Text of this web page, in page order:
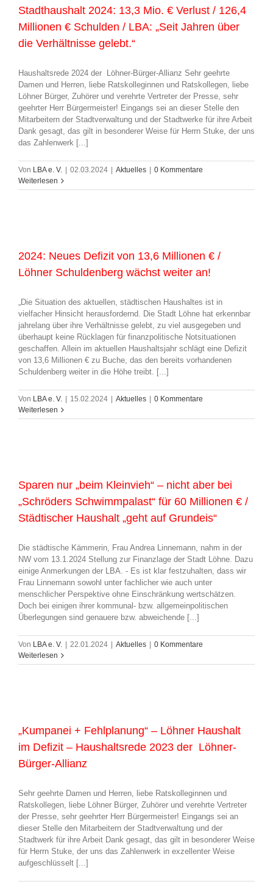
Stadthaushalt 2024: 13,3 Mio. € Verlust / 126,4
Millionen € Schulden / LBA: „Seit Jahren über
die Verhältnisse gelebt.“
Haushaltsrede 2024 der Löhner-Bürger-Allianz Sehr geehrte
Damen und Herren, liebe Ratskolleginnen und Ratskollegen, liebe
Löhner Bürger, Zuhörer und verehrte Vertreter der Presse, sehr
geehrter Herr Bürgermeister! Eingangs sei an dieser Stelle den
Mitarbeitern der Stadtverwaltung und der Stadtwerke für ihre Arbeit
Dank gesagt, das gilt in besonderer Weise für Herrn Stuke, der uns
das Zahlenwerk [...]
Von LBA e. V. 02.03.2024 Aktuelles
0 Kommentare
Weiterlesen
2024: Neues Defizit von 13,6 Millionen € /
Löhner Schuldenberg wächst weiter an!
„Die Situation des aktuellen, städtischen Haushaltes ist in
vielfacher Hinsicht herausfordernd. Die Stadt Löhne hat erkennbar
jahrelang über ihre Verhältnisse gelebt, zu viel ausgegeben und
überhaupt keine Rücklagen für finanzpolitische Notsituationen
geschaffen. Allein im aktuellen Haushaltsjahr schlägt eine Defizit
von 13,6 Millionen € zu Buche, das den bereits vorhandenen
Schuldenberg weiter in die Höhe treibt. [...]
Von LBA e. V. 15.02.2024 Aktuelles
0 Kommentare
Weiterlesen
Sparen nur „beim Kleinvieh“ – nicht aber bei
„Schröders Schwimmpalast“ für 60 Millionen € /
Städtischer Haushalt „geht auf Grundeis“
Die städtische Kämmerin, Frau Andrea Linnemann, nahm in der
NW vom 13.1.2024 Stellung zur Finanzlage der Stadt Löhne. Dazu
einige Anmerkungen der LBA. - Es ist klar festzuhalten, dass wir
Frau Linnemann sowohl unter fachlicher wie auch unter
menschlicher Perspektive ohne Einschränkung wertschätzen.
Doch bei einigen ihrer kommunal- bzw. allgemeinpolitischen
Überlegungen sind genauere bzw. abweichende [...]
Von LBA e. V. 22.01.2024 Aktuelles
0 Kommentare
Weiterlesen
„Kumpanei + Fehlplanung“ – Löhner Haushalt
im Defizit – Haushaltsrede 2023 der Löhner-
Bürger-Allianz
Sehr geehrte Damen und Herren, liebe Ratskolleginnen und
Ratskollegen, liebe Löhner Bürger, Zuhörer und verehrte Vertreter
der Presse, sehr geehrter Herr Bürgermeister! Eingangs sei an
dieser Stelle den Mitarbeitern der Stadtverwaltung und der
Stadtwerk für ihre Arbeit Dank gesagt, das gilt in besonderer Weise
für Herrn Stuke, der uns das Zahlenwerk in exzellenter Weise
aufgeschlüsselt [...]